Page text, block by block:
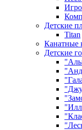
Детские
Titan
Канатные
Детские